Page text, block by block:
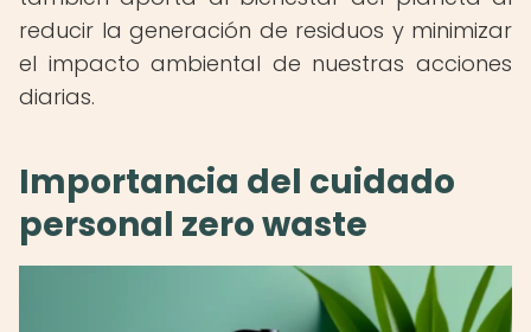
reducir la generación de residuos y minimizar
el impacto ambiental de nuestras acciones
diarias.
Importancia del cuidado
personal zero waste